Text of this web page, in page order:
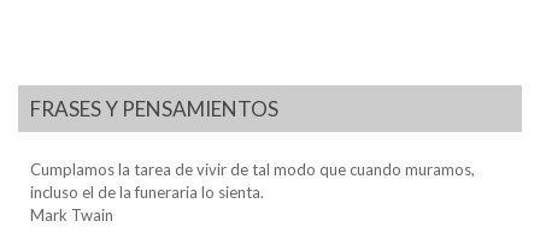
FRASES Y PENSAMIENTOS
Cumplamos la tarea de vivir de tal modo que cuando muramos,
incluso el de la funeraria lo sienta.
Mark Twain